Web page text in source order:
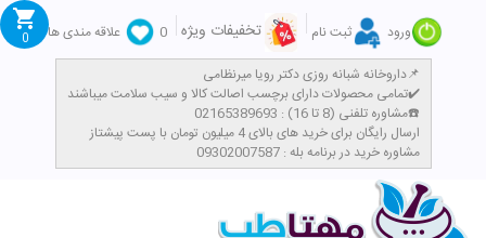
ورود ثبت نام تخفیفات ویژه 0
علاقه مندی ها
داروخانه شبانه روزی دکتر رویا میرنظامی📌
تمامی محصولات دارای برچسب اصالت کالا و سیب سلامت میباشند✔️
مشاوره تلفنی (8 تا 16) : 02165389693☎️
​ارسال رایگان برای خرید های بالای 4 میلیون تومان با پست پیشتاز
مشاوره خرید در برنامه بله : 09302007587
0